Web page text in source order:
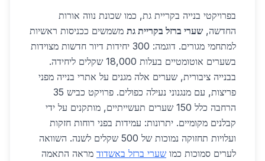
בפרויקטי בנייה בקריית גת, כמו שכונת נווה אורות
החדשה, שערי ברזל בקריית גת משמשים ככניסות ראשיות
למתחמי מגורים. דוגמה: 300 יחידות דיור חדשות מצוידות
בשערים אוטומטיים בעלות 18,000 שקלים ליחידה.
בבנייה ציבורית, שערים אלה מגנים על אתרי בנייה מפני
פריצות, עם מנגנוני נעילה כפולים. פרויקט כביש 35
הרחבה כלל 150 שערים תעשייתיים, מותקנים על ידי
קבלנים מקומיים. יתרונות: עמידות בפני רוחות חזקות
ועלויות תחזוקה נמוכות של 500 שקלים לשנה. השוואה
לערים סמוכות כמו שערי ברזל באשדוד מראה התאמה